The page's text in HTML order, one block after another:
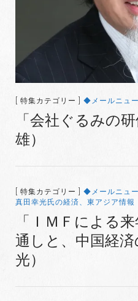
[ 特集カテゴリー ] ◆メールニュ
「会社ぐるみの
雄）
[ 特集カテゴリー ] ◆メールニュ
真田幸光氏の経済、東アジア情報
「ＩＭＦによる
通しと、中国経
光）